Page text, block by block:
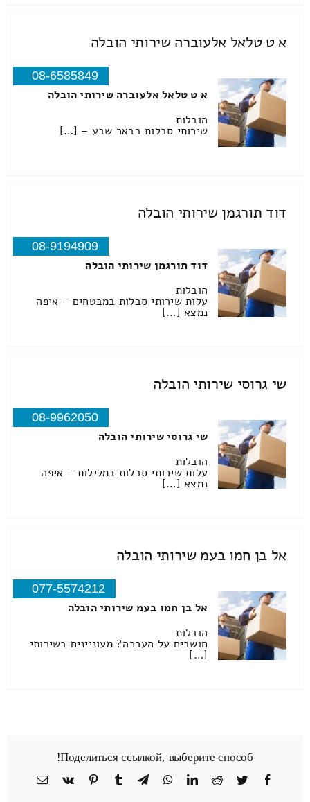
א ט טלאל אלעוברה שירותי הובלה
08-6585849
א ט טלאל אלעוברה שירותי הובלה
הובלות
שירותי סבלות בבאר שבע – […]
דוד תורגמן שירותי הובלה
08-9194909
דוד תורגמן שירותי הובלה
הובלות
עלות שירותי סבלות במבטחים – איפה
נמצא […]
שי גרוסי שירותי הובלה
08-9962050
שי גרוסי שירותי הובלה
הובלות
עלות שירותי סבלות במלילות – איפה
נמצא […]
אל בן חמו בעמ שירותי הובלה
077-5574212
אל בן חמו בעמ שירותי הובלה
הובלות
חושבים על העברה? מעוניינים בשירותי
[…]
Поделиться ссылкой, выберите способ!
Facebook
Twitter
Reddit
LinkedIn
WhatsApp
Telegram
Tumblr
Pinterest
Vk
כתובת